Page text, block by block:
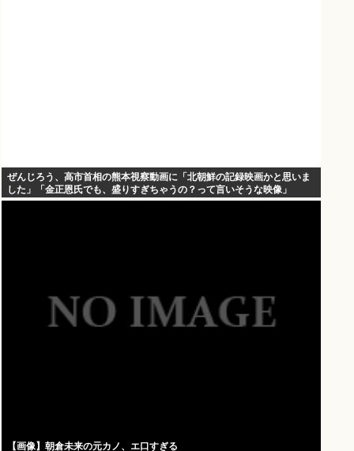
ぜんじろう、高市首相の熊本視察動画に「北朝鮮の記録映画かと思いま
した」「金正恩氏でも、盛りすぎちゃうの？って言いそうな映像」
【画像】朝倉未来の元カノ、エ口すぎる